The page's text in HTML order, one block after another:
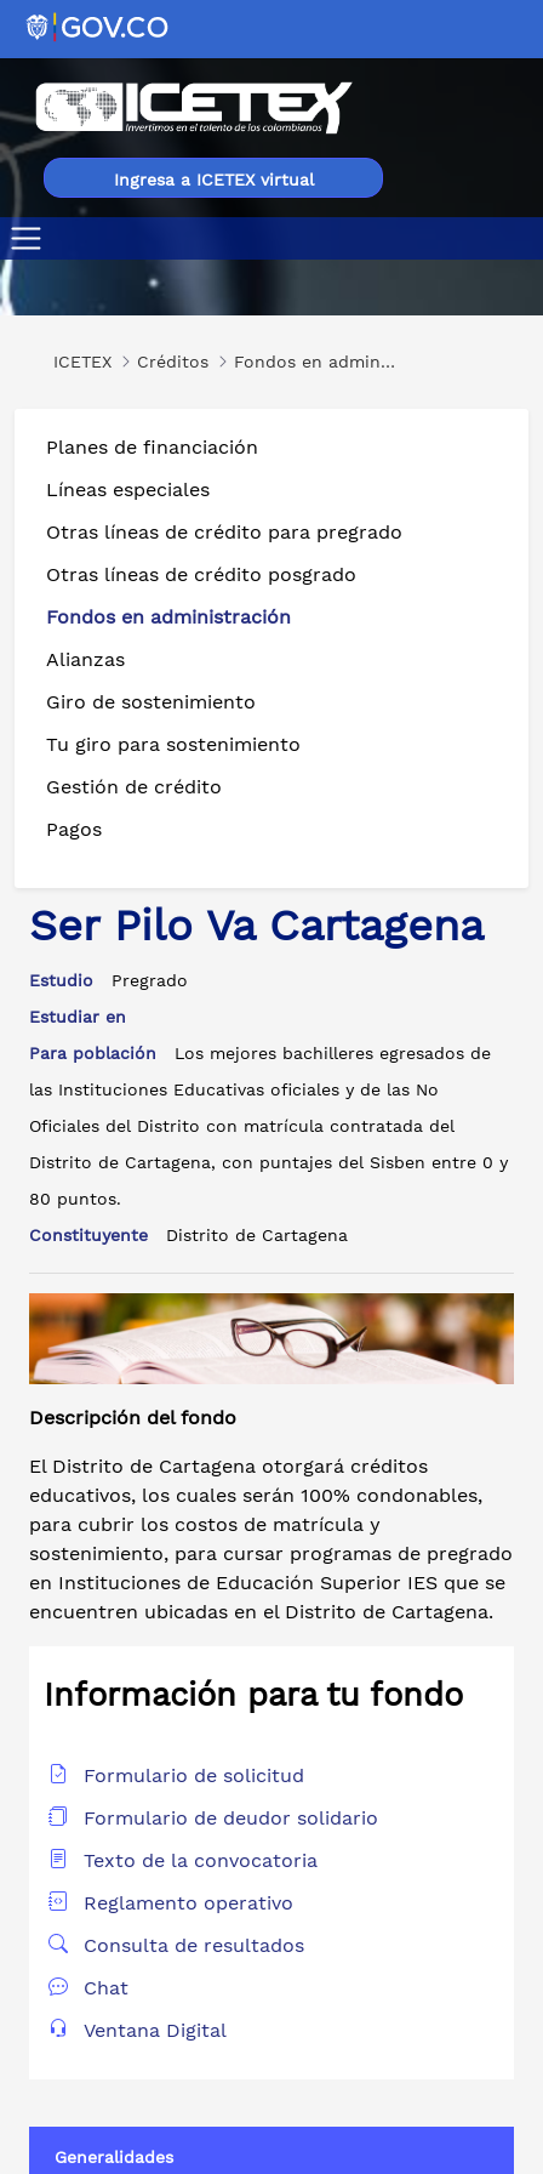
Ingresa a ICETEX virtual
Ser Pilo Va Cartagena
ICETEX Créditos Fondos en administración
Planes de financiación
Líneas especiales
Otras líneas de crédito para pregrado
Otras líneas de crédito posgrado
Fondos en administración
Alianzas
Giro de sostenimiento
Tu giro para sostenimiento
Gestión de crédito
Pagos
Ser Pilo Va Cartagena
Estudio
Pregrado
Estudiar en
Para población
Los mejores bachilleres egresados de
las Instituciones Educativas oficiales y de las No
Oficiales del Distrito con matrícula contratada del
Distrito de Cartagena, con puntajes del Sisben entre 0 y
80 puntos.
Constituyente
Distrito de Cartagena
Descripción del fondo
El Distrito de Cartagena otorgará créditos
educativos, los cuales serán 100% condonables,
para cubrir los costos de matrícula y
sostenimiento, para cursar programas de pregrado
en Instituciones de Educación Superior IES que se
encuentren ubicadas en el Distrito de Cartagena.
Información para tu fondo
Formulario de solicitud
Formulario de deudor solidario
Texto de la convocatoria
Reglamento operativo
Consulta de resultados
Chat
Ventana Digital
Generalidades